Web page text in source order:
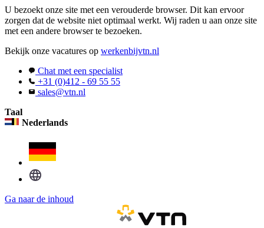
U bezoekt onze site met een verouderde browser. Dit kan ervoor
zorgen dat de website niet optimaal werkt. Wij raden u aan onze site
met een andere browser te bezoeken.
Bekijk onze vacatures op werkenbijvtn.nl
Chat met een specialist
+31 (0)412 - 69 55 55
sales@vtn.nl
Taal
Nederlands
Ga naar de inhoud